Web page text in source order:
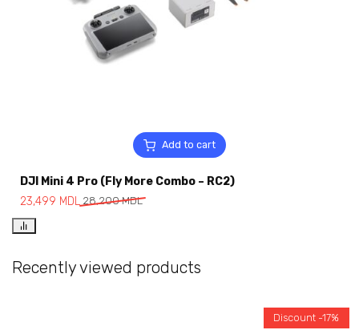
Add to cart
DJI Mini 4 Pro (Fly More Combo – RC2)
28,200MDL
23,499 MDL
Recently viewed products
Discount -17%